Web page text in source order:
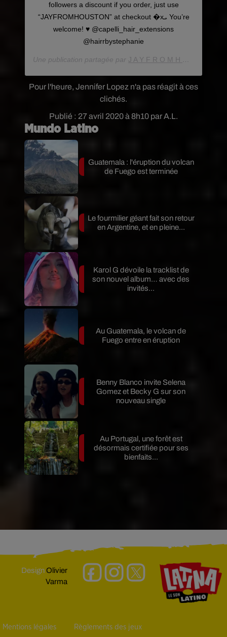
Publié : 27 avril 2020 à 8h10 par A.L.
followers a discount if you order, just use
“JAYFROMHOUSTON” at checkout �xܝ You’re
welcome! ♥️ @capelli_hair_extensions
@hairrbystephanie
Une publication partagée par J A Y F R O M H O U S T O N
Pour l'heure, Jennifer Lopez n'a pas réagit à ces
clichés.
Mundo Latino
Guatemala : l'éruption du volcan
de Fuego est terminée
Le fourmilier géant fait son retour
en Argentine, et en pleine...
Karol G dévoile la tracklist de
son nouvel album… avec des
invités...
Au Guatemala, le volcan de
Fuego entre en éruption
Benny Blanco invite Selena
Gomez et Becky G sur son
nouveau single
Au Portugal, une forêt est
désormais certifiée pour ses
bienfaits...
DesignOlivier
Varma
Mentions légales Règlements des jeux